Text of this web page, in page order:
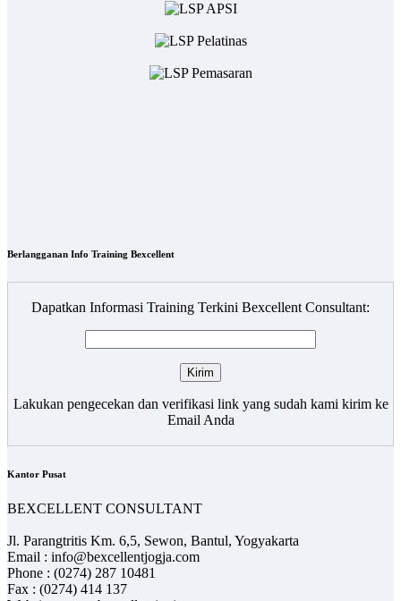
Berlangganan Info Training Bexcellent
Dapatkan Informasi Training Terkini Bexcellent Consultant:
Lakukan pengecekan dan verifikasi link yang sudah kami kirim ke
Email Anda
Kantor Pusat
BEXCELLENT CONSULTANT
Jl. Parangtritis Km. 6,5, Sewon, Bantul, Yogyakarta
Email : info@bexcellentjogja.com
Phone : (0274) 287 10481
Fax : (0274) 414 137